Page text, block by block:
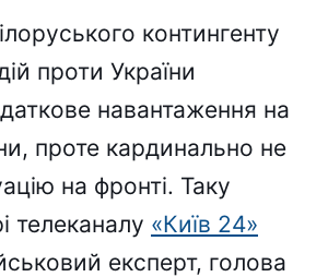
контингенту
проти України
навантаження на
проте кардинально не
на фронті. Таку
телеканалу «Київ 24»
експерт, голова